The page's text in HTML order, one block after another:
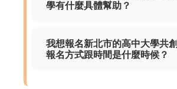
學有什麼具體幫助？
我想報名新北市的高中大學共
報名方式跟時間是什麼時候？